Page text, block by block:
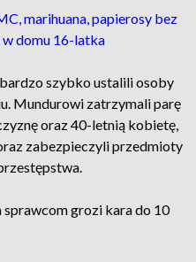
marihuana, papierosy bez
w domu 16-latka
szybko ustalili osoby
Mundurowi zatrzymali parę
oraz 40-letnią kobietę,
zabezpieczyli przedmioty
sprawcom grozi kara do 10